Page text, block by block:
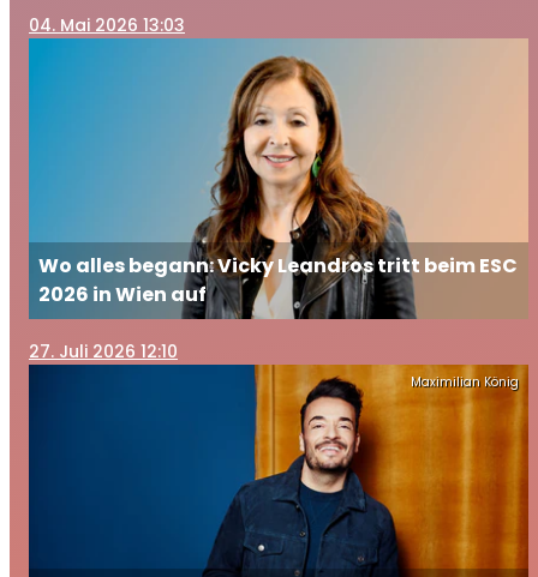
04. Mai 2026 13:03
Wo alles begann: Vicky Leandros tritt beim ESC
2026 in Wien auf
27. Juli 2026 12:10
Maximilian König